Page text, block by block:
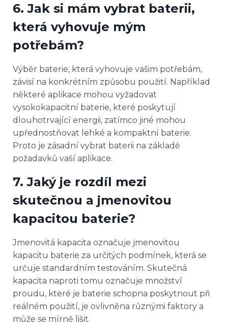
6. Jak si mám vybrat baterii,
která vyhovuje mým
potřebám?
Výběr baterie, která vyhovuje vašim potřebám,
závisí na konkrétním způsobu použití. Například
některé aplikace mohou vyžadovat
vysokokapacitní baterie, které poskytují
dlouhotrvající energii, zatímco jiné mohou
upřednostňovat lehké a kompaktní baterie.
Proto je zásadní vybrat baterii na základě
požadavků vaší aplikace.
7. Jaký je rozdíl mezi
skutečnou a jmenovitou
kapacitou baterie?
Jmenovitá kapacita označuje jmenovitou
kapacitu baterie za určitých podmínek, která se
určuje standardním testováním. Skutečná
kapacita naproti tomu označuje množství
proudu, které je baterie schopna poskytnout při
reálném použití, je ovlivněna různými faktory a
může se mírně lišit.